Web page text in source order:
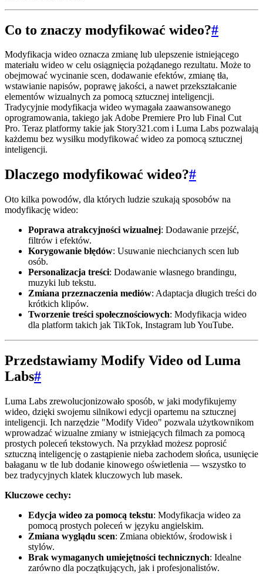
Co to znaczy modyfikować wideo?#
Modyfikacja wideo oznacza zmianę lub ulepszenie istniejącego
materiału wideo w celu osiągnięcia pożądanego rezultatu. Może to
obejmować wycinanie scen, dodawanie efektów, zmianę tła,
wstawianie napisów, poprawę jakości, a nawet przekształcanie
elementów wizualnych za pomocą sztucznej inteligencji.
Tradycyjnie modyfikacja wideo wymagała zaawansowanego
oprogramowania, takiego jak Adobe Premiere Pro lub Final Cut
Pro. Teraz platformy takie jak Story321.com i Luma Labs pozwalają
każdemu bez wysiłku modyfikować wideo za pomocą sztucznej
inteligencji.
Dlaczego modyfikować wideo?#
Oto kilka powodów, dla których ludzie szukają sposobów na
modyfikację wideo:
Poprawa atrakcyjności wizualnej: Dodawanie przejść,
filtrów i efektów.
Korygowanie błędów: Usuwanie niechcianych scen lub
osób.
Personalizacja treści: Dodawanie własnego brandingu,
muzyki lub tekstu.
Zmiana przeznaczenia mediów: Adaptacja długich treści do
krótkich klipów.
Tworzenie treści społecznościowych: Modyfikacja wideo
dla platform takich jak TikTok, Instagram lub YouTube.
Przedstawiamy Modify Video od Luma
Labs#
Luma Labs zrewolucjonizowało sposób, w jaki modyfikujemy
wideo, dzięki swojemu silnikowi edycji opartemu na sztucznej
inteligencji. Ich narzędzie "Modify Video" pozwala użytkownikom
wprowadzać wizualne zmiany w istniejących filmach za pomocą
prostych poleceń tekstowych. Na przykład możesz poprosić
sztuczną inteligencję o zastąpienie nieba zachodem słońca, usunięcie
bałaganu w tle lub dodanie kinowego oświetlenia — wszystko to
bez tradycyjnych klatek kluczowych lub masek.
Kluczowe cechy:
Edycja wideo za pomocą tekstu: Modyfikacja wideo za
pomocą prostych poleceń w języku angielskim.
Zmiana wyglądu scen: Zmiana obiektów, środowisk i
stylów.
Brak wymaganych umiejętności technicznych: Idealne
zarówno dla początkujących, jak i profesjonalistów.